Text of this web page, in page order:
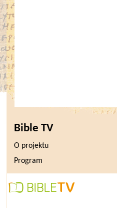
Bible TV
O projektu
Program